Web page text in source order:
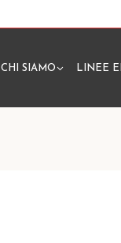
CHI SIAMO LINEE